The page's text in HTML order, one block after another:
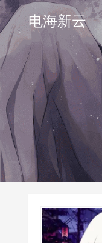
电海新云